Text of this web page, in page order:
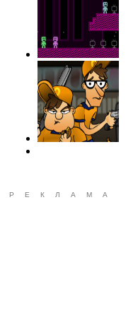
РЕКЛАМА